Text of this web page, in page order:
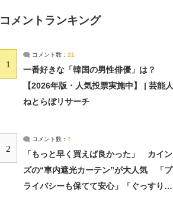
コメントランキング
1
コメント数： 21
一番好きな「韓国の男性俳優」は？
【2026年版・人気投票実施中】 | 芸能人
ねとらぼリサーチ
2
コメント数： 7
「もっと早く買えば良かった」 カイン
ズの“車内遮光カーテン”が大人気 「プ
ライバシーも保てて安心」「ぐっすり眠